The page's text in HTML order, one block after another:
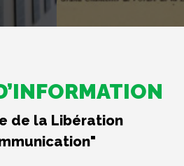
de la Libération